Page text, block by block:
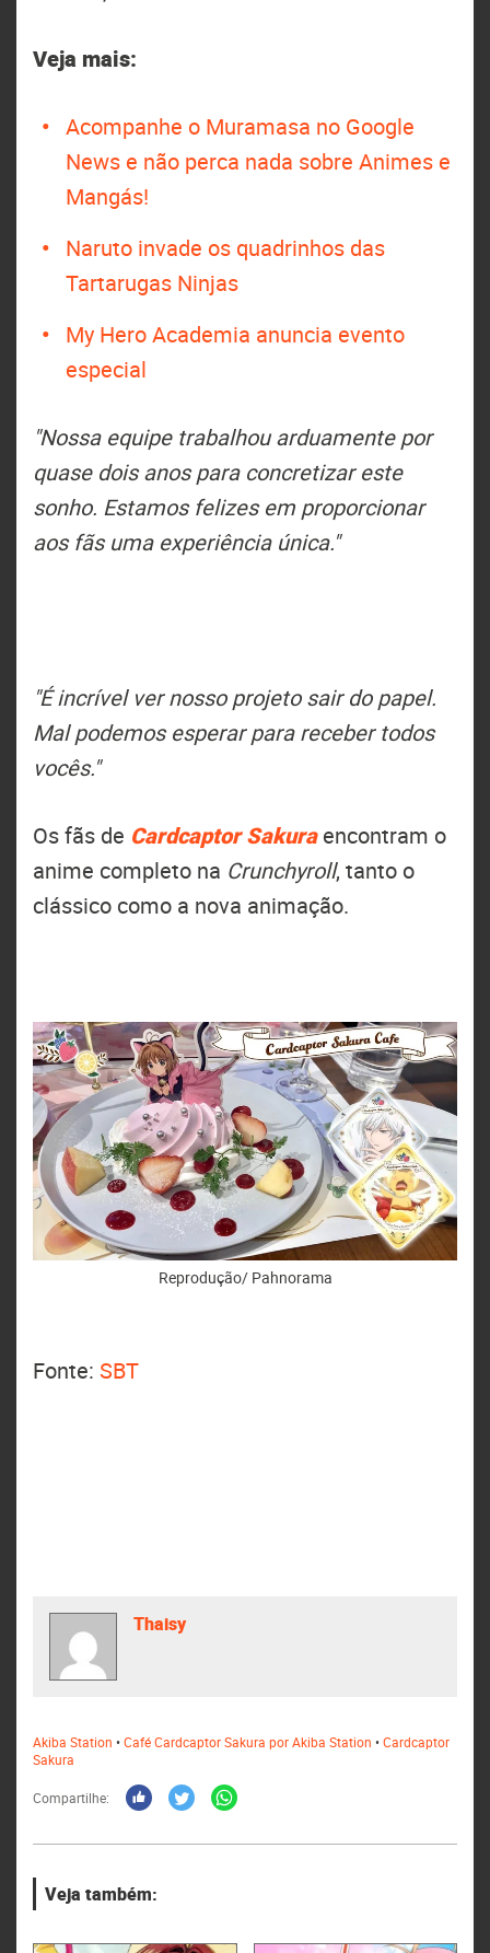
Veja mais:
Acompanhe o Muramasa no Google
News e não perca nada sobre Animes e
Mangás!
Naruto invade os quadrinhos das
Tartarugas Ninjas
My Hero Academia anuncia evento
especial
"Nossa equipe trabalhou arduamente por
quase dois anos para concretizar este
sonho. Estamos felizes em proporcionar
aos fãs uma experiência única."
"É incrível ver nosso projeto sair do papel.
Mal podemos esperar para receber todos
vocês."
Os fãs de Cardcaptor Sakura encontram o
anime completo na Crunchyroll, tanto o
clássico como a nova animação.
Reprodução/ Pahnorama
Fonte: SBT
Thaisy
Akiba Station •Café Cardcaptor Sakura por Akiba Station •Cardcaptor
Sakura
Compartilhe:
Veja também: